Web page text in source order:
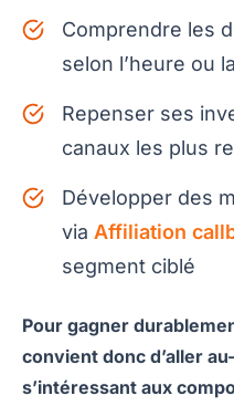
Comprendre les
selon l’heure ou
Repenser ses
canaux les plus
Développer des
via Affiliation
segment ciblé
Pour gagner
convient donc d’aller
s’intéressant aux